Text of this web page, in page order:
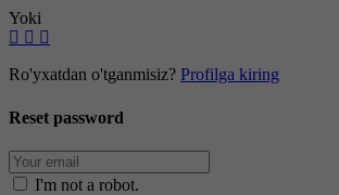
Yoki
Ro'yxatdan o'tganmisiz? Profilga kiring
Reset password
I'm not a robot.